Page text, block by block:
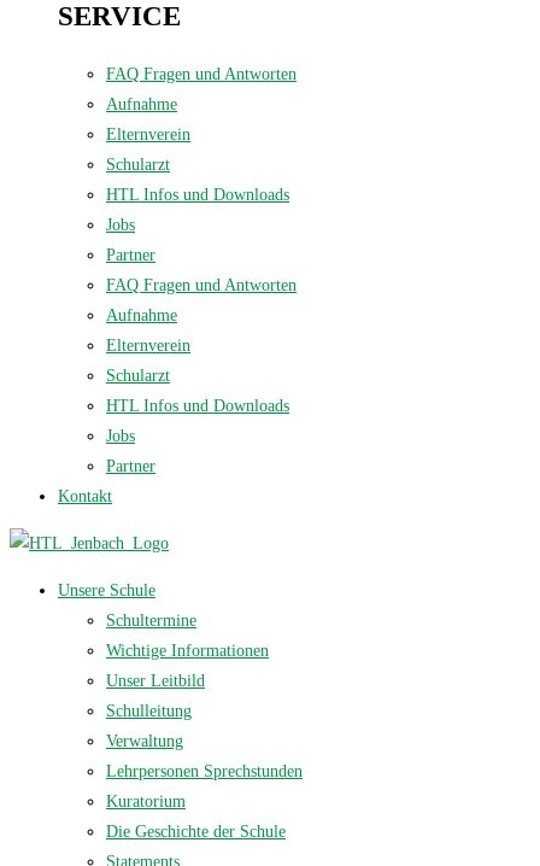
SERVICE
FAQ Fragen und Antworten
Aufnahme
Elternverein
Schularzt
HTL Infos und Downloads
Jobs
Partner
FAQ Fragen und Antworten
Aufnahme
Elternverein
Schularzt
HTL Infos und Downloads
Jobs
Partner
Kontakt
Unsere Schule
Schultermine
Wichtige Informationen
Unser Leitbild
Schulleitung
Verwaltung
Lehrpersonen Sprechstunden
Kuratorium
Die Geschichte der Schule
Statements